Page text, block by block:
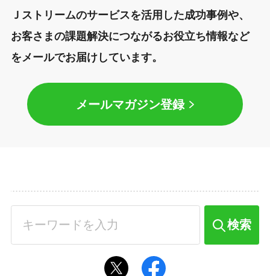
Ｊストリームのサービスを活用した成功事例や、
お客さまの課題解決につながるお役立ち情報など
をメールでお届けしています。
メールマガジン登録
検索